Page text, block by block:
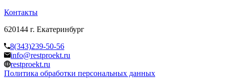
Контакты
620144 г. Екатеринбург
8(343)239-50-56
info@restproekt.ru
restproekt.ru
Политика обработки персональных данных